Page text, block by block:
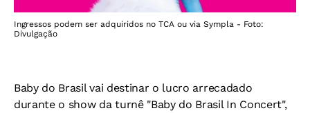
Ingressos podem ser adquiridos no TCA ou via Sympla - Foto:
Divulgação
Baby do Brasil vai destinar o lucro arrecadado
durante o show da turnê "Baby do Brasil In Concert",